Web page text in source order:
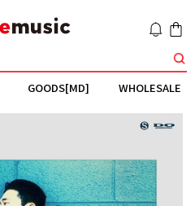
GOODS[MD] WHOLESALE